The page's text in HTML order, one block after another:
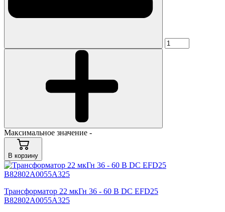
Максимальное значение -
В корзину
Трансформатор 22 мкГн 36 - 60 В DC EFD25
B82802A0055A325